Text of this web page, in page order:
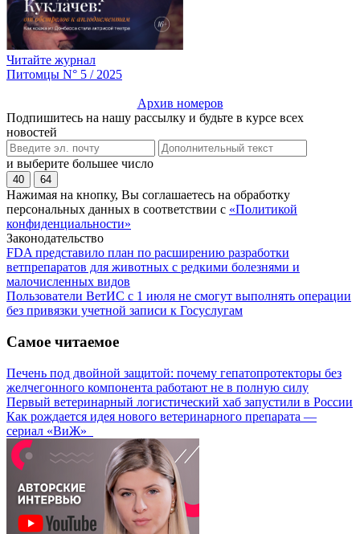
Читайте журнал
Питомцы N° 5 / 2025
Архив номеров
Подпишитесь на нашу рассылку и будьте в курсе всех
новостей
и выберите большее число
40 64
Нажимая на кнопку, Вы соглашаетесь на обработку
персональных данных в соответствии с «Политикой
конфиденциальности»
Законодательство
FDA представило план по расширению разработки
ветпрепаратов для животных с редкими болезнями и
малочисленных видов
Пользователи ВетИС с 1 июля не смогут выполнять операции
без привязки учетной записи к Госуслугам
Самое читаемое
Печень под двойной защитой: почему гепатопротекторы без
желчегонного компонента работают не в полную силу
Первый ветеринарный логистический хаб запустили в России
Как рождается идея нового ветеринарного препарата —
сериал «ВиЖ»